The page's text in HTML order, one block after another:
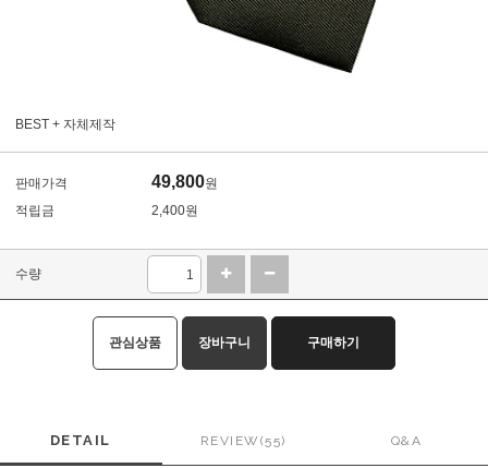
BEST + 자체제작
판매가격 49,800원
적립금
2,400원
수량
관심상품 장바구니 구매하기
DETAIL REVIEW(55) Q&A